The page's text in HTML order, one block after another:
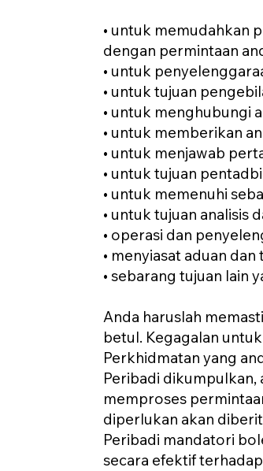
• untuk memudahkan
dengan permintaan
• untuk
• untuk tujuan
• untuk menghubungi
• untuk memberikan
• untuk menjawab
• untuk tujuan
• untuk memenuhi
• untuk tujuan analisis
• operasi dan
• menyiasat aduan
• sebarang tujuan lain
Anda haruslah
betul. Kegagalan
Perkhidmatan yang
Peribadi
memproses
diperlukan akan
Peribadi mandatori
secara efektif